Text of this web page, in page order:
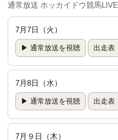
通常放送 ホッカイドウ競馬LIVE
7月7日（火）
▶ 通常放送を視聴 出走表
7月8日（水）
▶ 通常放送を視聴 出走表
7月９日（木）